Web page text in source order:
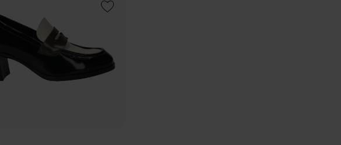
Add to Wishlist